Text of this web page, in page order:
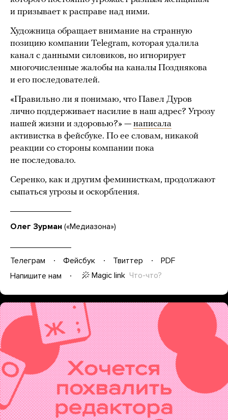
и призывает к расправе над ними.
Художница обращает внимание на странную
позицию компании Telegram, которая удалила
канал с данными силовиков, но игнорирует
многочисленные жалобы на каналы Позднякова
и его последователей.
«Правильно ли я понимаю, что Павел Дуров
лично поддерживает насилие в наш адрес? Угрозу
нашей жизни и здоровью?» — написала
активистка в фейсбуке. По ее словам, никакой
реакции со стороны компании пока
не последовало.
Серенко, как и другим феминисткам, продолжают
сыпаться угрозы и оскорбления.
Олег Зурман («Медиазона»)
Телеграм Фейсбук Твиттер
PDF
Напишите нам
Magic link Что-что?